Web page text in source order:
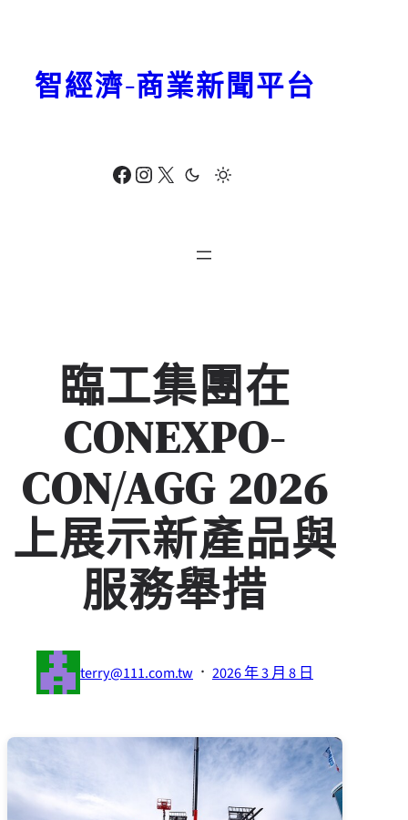
Facebook Instagram X
智經濟-商業新聞平台
臨工集團在
CONEXPO-
CON/AGG 2026
上展示新產品與
服務舉措
terry@111.com.tw · 2026 年 3 月 8 日